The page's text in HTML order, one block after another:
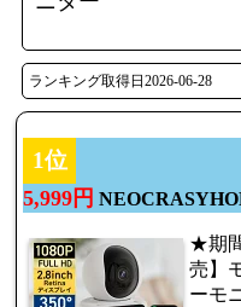
ランキング取得日2026-06-28
1位
5,999円
★期
売】
ーモ